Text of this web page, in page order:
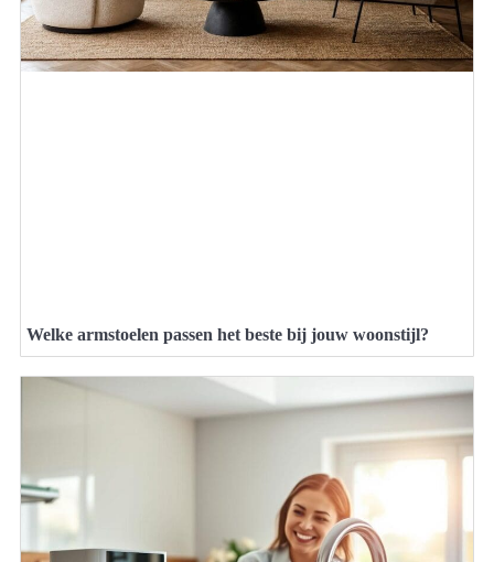
Welke armstoelen passen het beste bij jouw woonstijl?